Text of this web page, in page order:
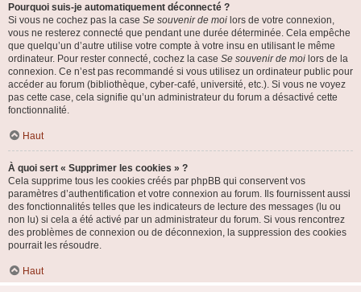
Pourquoi suis-je automatiquement déconnecté ?
Si vous ne cochez pas la case Se souvenir de moi lors de votre connexion,
vous ne resterez connecté que pendant une durée déterminée. Cela empêche
que quelqu’un d’autre utilise votre compte à votre insu en utilisant le même
ordinateur. Pour rester connecté, cochez la case Se souvenir de moi lors de la
connexion. Ce n’est pas recommandé si vous utilisez un ordinateur public pour
accéder au forum (bibliothèque, cyber-café, université, etc.). Si vous ne voyez
pas cette case, cela signifie qu’un administrateur du forum a désactivé cette
fonctionnalité.
Haut
À quoi sert « Supprimer les cookies » ?
Cela supprime tous les cookies créés par phpBB qui conservent vos
paramètres d’authentification et votre connexion au forum. Ils fournissent aussi
des fonctionnalités telles que les indicateurs de lecture des messages (lu ou
non lu) si cela a été activé par un administrateur du forum. Si vous rencontrez
des problèmes de connexion ou de déconnexion, la suppression des cookies
pourrait les résoudre.
Haut